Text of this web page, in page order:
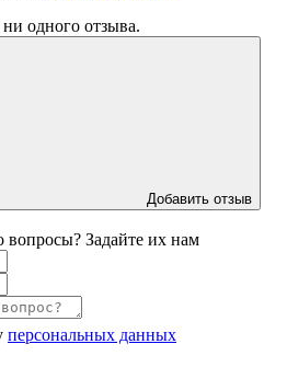
одного отзыва.
Добавить отзыв
вопросы? Задайте их нам
персональных данных